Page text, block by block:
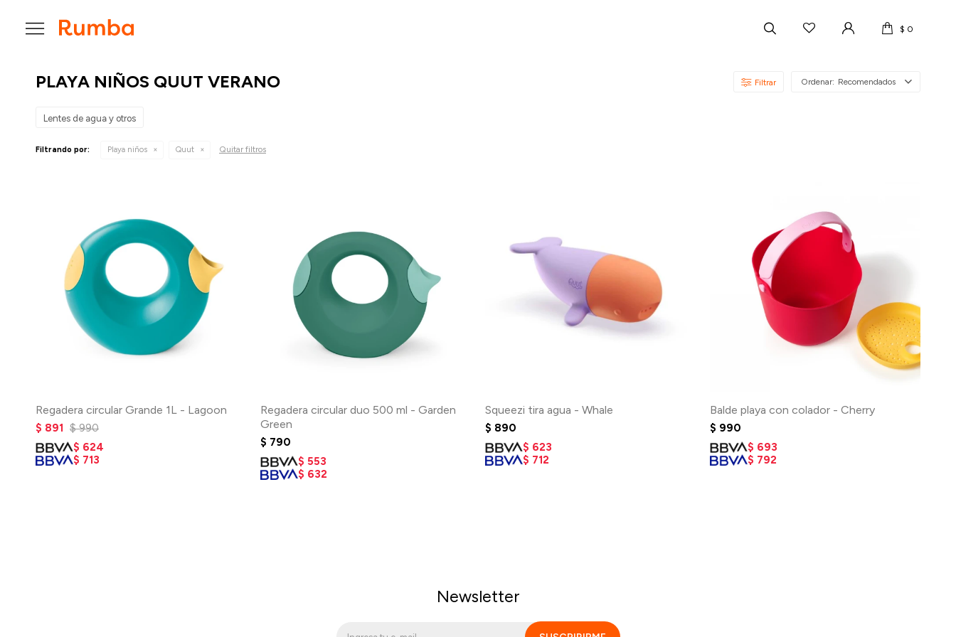
$ 0

PLAYA NIÑOS QUUT VERANO Recomendados
Lentes de agua y otros
Filtrando por: Playa niños Quut Quitar filtros
Regadera circular Grande 1L - Lagoon
$ 891 $ 990
$ 624
$ 713
Regadera circular duo 500 ml - Garden
Green
$ 790
$ 553
$ 632
Squeezi tira agua - Whale
$ 890
$ 623
$ 712
Balde playa con colador - Cherry
$ 990
$ 693
$ 792
Newsletter